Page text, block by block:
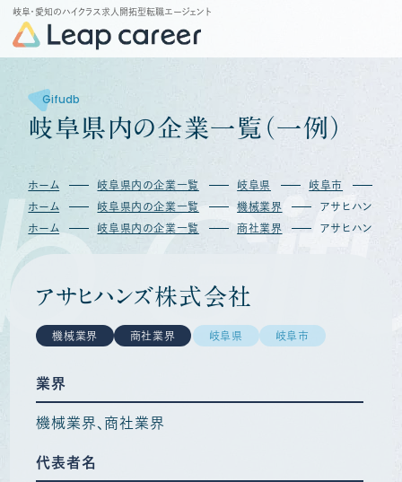
岐阜・愛知のハイクラス求人開拓型転職エージェント
Gifudb
岐阜県 内の企業一覧 （ 一例 ）
ホーム 岐阜県内の企業一覧 岐阜県 岐阜市
ホーム
岐阜県内の企業一覧 機械業界
アサヒハンズ株
ホーム
岐阜県内の企業一覧 商社業界 アサヒハンズ株
アサヒハンズ株式会社
機械業界 商社業界 岐阜県 岐阜市
業界
機械業界 商社業界
代表者名